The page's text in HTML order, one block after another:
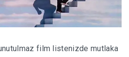
film listenizde mutlaka